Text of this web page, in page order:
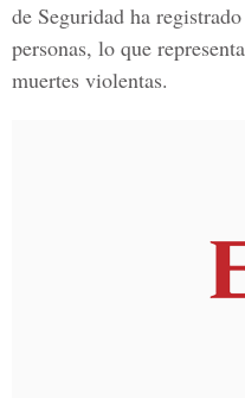
de Seguridad ha
personas, lo que
muertes violentas.